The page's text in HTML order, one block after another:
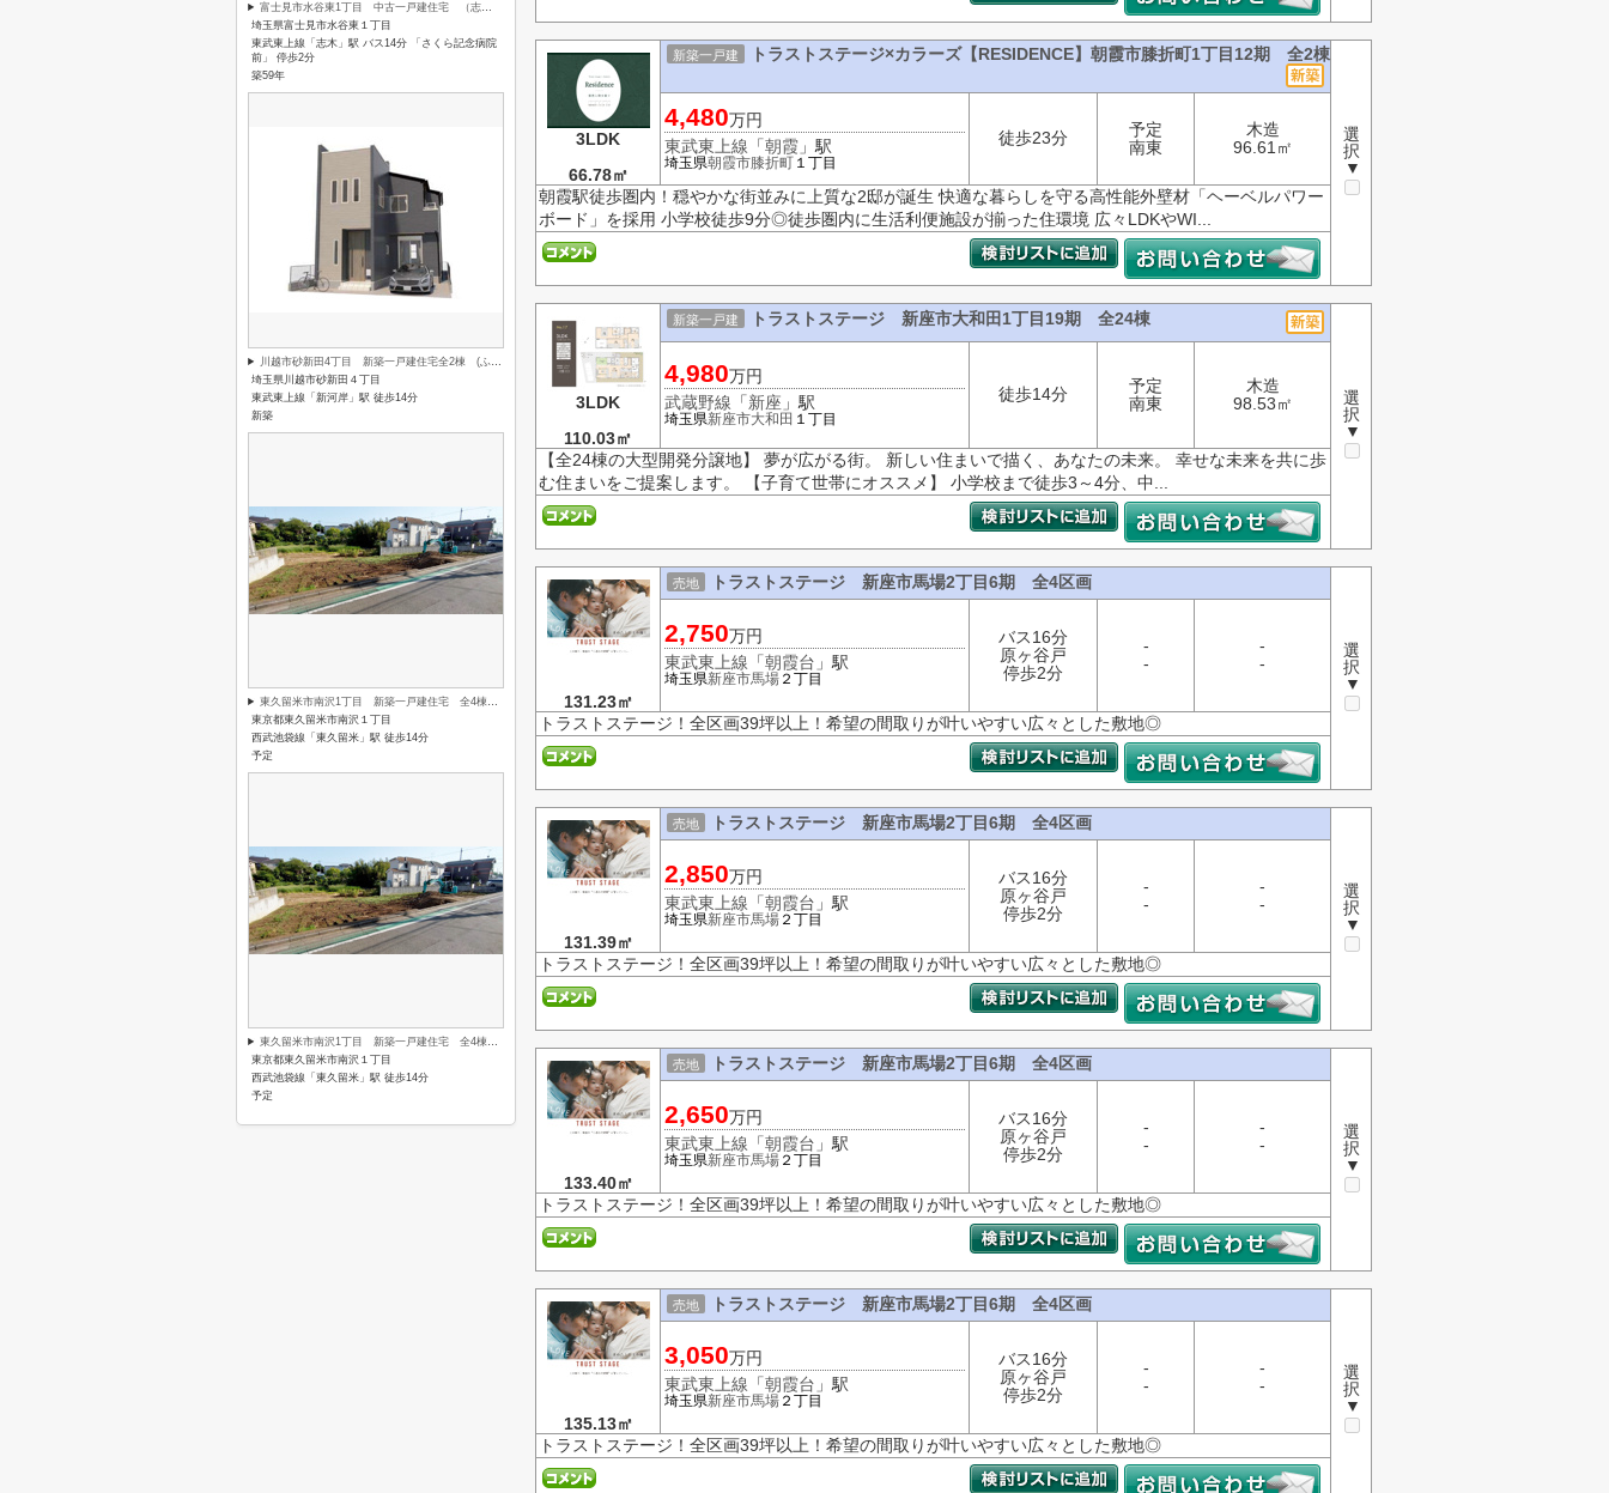
3LDK
66.78㎡
新築一戸建 トラストステージ×カラーズ【RESIDENCE】朝霞市膝折町1丁目12期 全2棟
選
択
▼
4,480万円
東武東上線 「朝霞 」駅
埼玉県朝霞市膝折町 １丁目
徒歩23分
予定
南東
木造
96.61㎡
朝霞駅徒歩圏内！穏やかな街並みに上質な2邸が誕生 快適な暮らしを守る高性能外壁材「ヘーベルパワー
ボード」を採用 小学校徒歩9分◎徒歩圏内に生活利便施設が揃った住環境 広々LDKやWI...
3LDK
110.03㎡
新築一戸建 トラストステージ 新座市大和田1丁目19期 全24棟
選
択
▼
4,980万円
武蔵野線 「新座 」駅
埼玉県新座市大和田 １丁目
徒歩14分
予定
南東
木造
98.53㎡
【全24棟の大型開発分譲地】 夢が広がる街。 新しい住まいで描く、あなたの未来。 幸せな未来を共に歩
む住まいをご提案します。 【子育て世帯にオススメ】 小学校まで徒歩3～4分、中...
131.23㎡
売地 トラストステージ 新座市馬場2丁目6期 全4区画
選
択
▼
2,750万円
東武東上線 「朝霞台 」駅
埼玉県新座市馬場 ２丁目
バス16分
原ヶ谷戸
停歩2分
-
-
-
-
トラストステージ！全区画39坪以上！希望の間取りが叶いやすい広々とした敷地◎
131.39㎡
売地 トラストステージ 新座市馬場2丁目6期 全4区画
選
択
▼
2,850万円
東武東上線 「朝霞台 」駅
埼玉県新座市馬場 ２丁目
バス16分
原ヶ谷戸
停歩2分
-
-
-
-
トラストステージ！全区画39坪以上！希望の間取りが叶いやすい広々とした敷地◎
133.40㎡
売地 トラストステージ 新座市馬場2丁目6期 全4区画
選
択
▼
2,650万円
東武東上線 「朝霞台 」駅
埼玉県新座市馬場 ２丁目
バス16分
原ヶ谷戸
停歩2分
-
-
-
-
トラストステージ！全区画39坪以上！希望の間取りが叶いやすい広々とした敷地◎
135.13㎡
売地 トラストステージ 新座市馬場2丁目6期 全4区画
選
択
▼
3,050万円
東武東上線 「朝霞台 」駅
埼玉県新座市馬場 ２丁目
バス16分
原ヶ谷戸
停歩2分
-
-
-
-
トラストステージ！全区画39坪以上！希望の間取りが叶いやすい広々とした敷地◎
富士見市水谷東1丁目 中古一戸建住宅 （志木本店）
埼玉県富士見市水谷東１丁目
東武東上線「志木」駅 バス14分 「さくら記念病院
前」 停歩2分
築59年
川越市砂新田4丁目 新築一戸建住宅全2棟 (ふじみ野店)
埼玉県川越市砂新田４丁目
東武東上線「新河岸」駅 徒歩14分
新築
東久留米市南沢1丁目 新築一戸建住宅 全4棟 (保谷店)
東京都東久留米市南沢１丁目
西武池袋線「東久留米」駅 徒歩14分
予定
東久留米市南沢1丁目 新築一戸建住宅 全4棟 (保谷店)
東京都東久留米市南沢１丁目
西武池袋線「東久留米」駅 徒歩14分
予定